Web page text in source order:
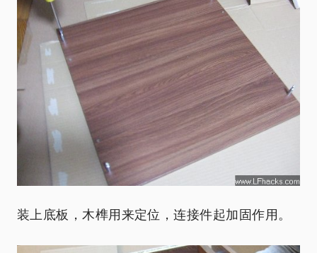
装上底板，木榫用来定位，连接件起加固作用。